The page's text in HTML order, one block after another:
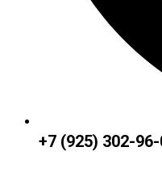
+7 (925) 302-